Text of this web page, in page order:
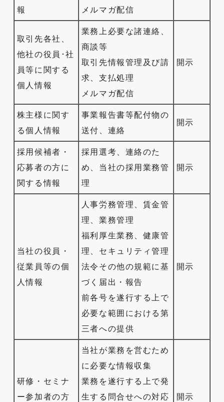
報
メルマガ配信
取引先各社、
他社の役員･社
員等に関する
個人情報
業務上必要な諸連絡、
商談等
取引先情報管理及び請
求、支払処理
メルマガ配信
開示
株主様に関す
る個人情報
事業報告書等配付物の
送付、連絡
開示
採用候補者・
応募者の方に
関する情報
採用選考、連絡のた
め、当社の採用業務管
理
開示
当社の役員・
従業員等の個
人情報
人事労務管理、賃金管
理、業務管理
福利厚生業務、健康管
理、セキュリティ管理
法令その他の規範に基
づく届出・報告
前各号を遂行する上で
必要な範囲における第
三者への提供
開示
研修・セミナ
ー参加者の方
当社が業務を営むため
に必要な情報収集
業務を遂行する上で発
生する問合せへの対応
開示